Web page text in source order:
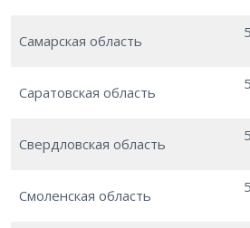
Самарская область
Саратовская область
Свердловская область
Смоленская область